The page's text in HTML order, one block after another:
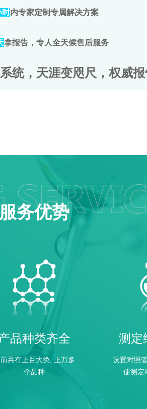
时内专家定制专属解决方案
拿报告，专人全天候售后服务
统，天涯变咫尺，权威
务优势
品种类齐全
前共有上百大类, 上万多
个品种
测定
设置对照
使测定